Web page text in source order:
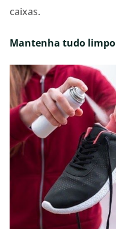
caixas.
Mantenha tudo limpo